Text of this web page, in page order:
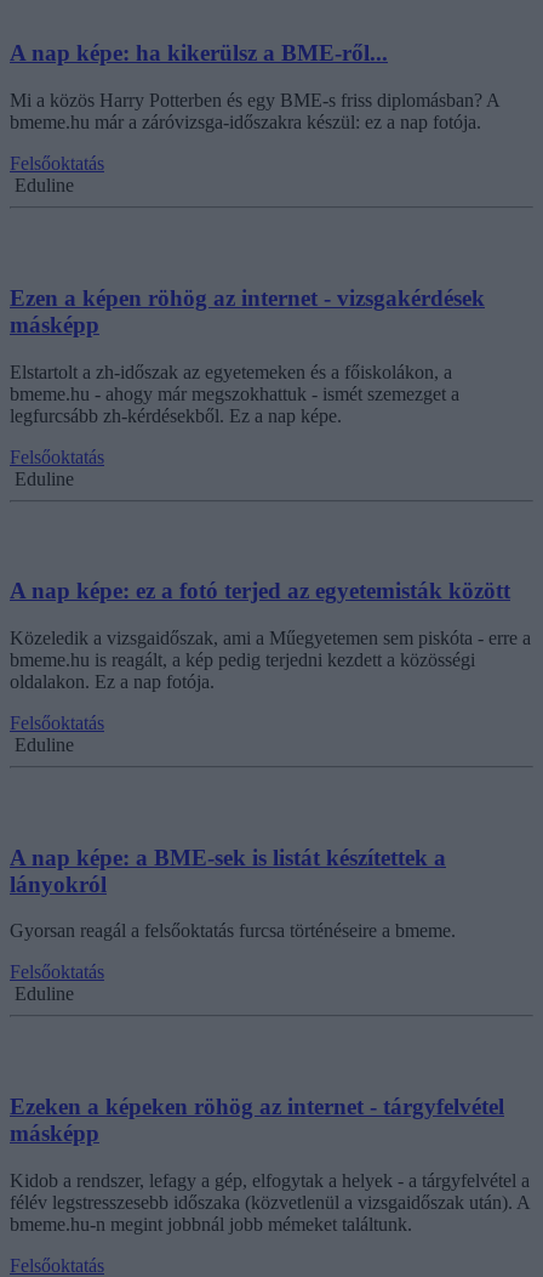
A nap képe: ha kikerülsz a BME-ről...
Mi a közös Harry Potterben és egy BME-s friss diplomásban? A
bmeme.hu már a záróvizsga-időszakra készül: ez a nap fotója.
Felsőoktatás
Eduline
Ezen a képen röhög az internet - vizsgakérdések
másképp
Elstartolt a zh-időszak az egyetemeken és a főiskolákon, a
bmeme.hu - ahogy már megszokhattuk - ismét szemezget a
legfurcsább zh-kérdésekből. Ez a nap képe.
Felsőoktatás
Eduline
A nap képe: ez a fotó terjed az egyetemisták között
Közeledik a vizsgaidőszak, ami a Műegyetemen sem piskóta - erre a
bmeme.hu is reagált, a kép pedig terjedni kezdett a közösségi
oldalakon. Ez a nap fotója.
Felsőoktatás
Eduline
A nap képe: a BME-sek is listát készítettek a
lányokról
Gyorsan reagál a felsőoktatás furcsa történéseire a bmeme.
Felsőoktatás
Eduline
Ezeken a képeken röhög az internet - tárgyfelvétel
másképp
Kidob a rendszer, lefagy a gép, elfogytak a helyek - a tárgyfelvétel a
félév legstresszesebb időszaka (közvetlenül a vizsgaidőszak után). A
bmeme.hu-n megint jobbnál jobb mémeket találtunk.
Felsőoktatás